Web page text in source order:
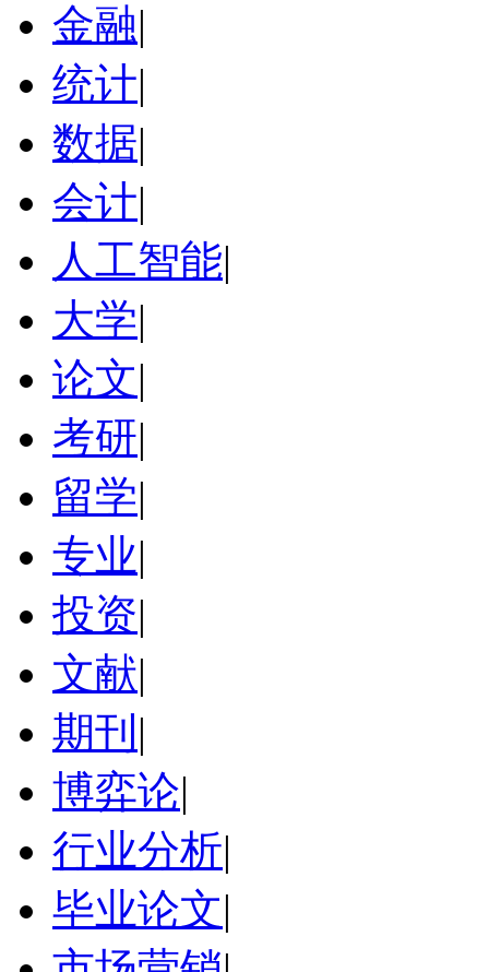
金融|
统计|
数据|
会计|
人工智能|
大学|
论文|
考研|
留学|
专业|
投资|
文献|
期刊 |
博弈论|
行业分析|
毕业论文|